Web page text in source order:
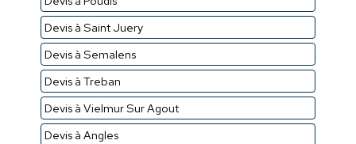
Devis à Saint Juery
Devis à Semalens
Devis à Treban
Devis à Vielmur Sur Agout
Devis à Angles